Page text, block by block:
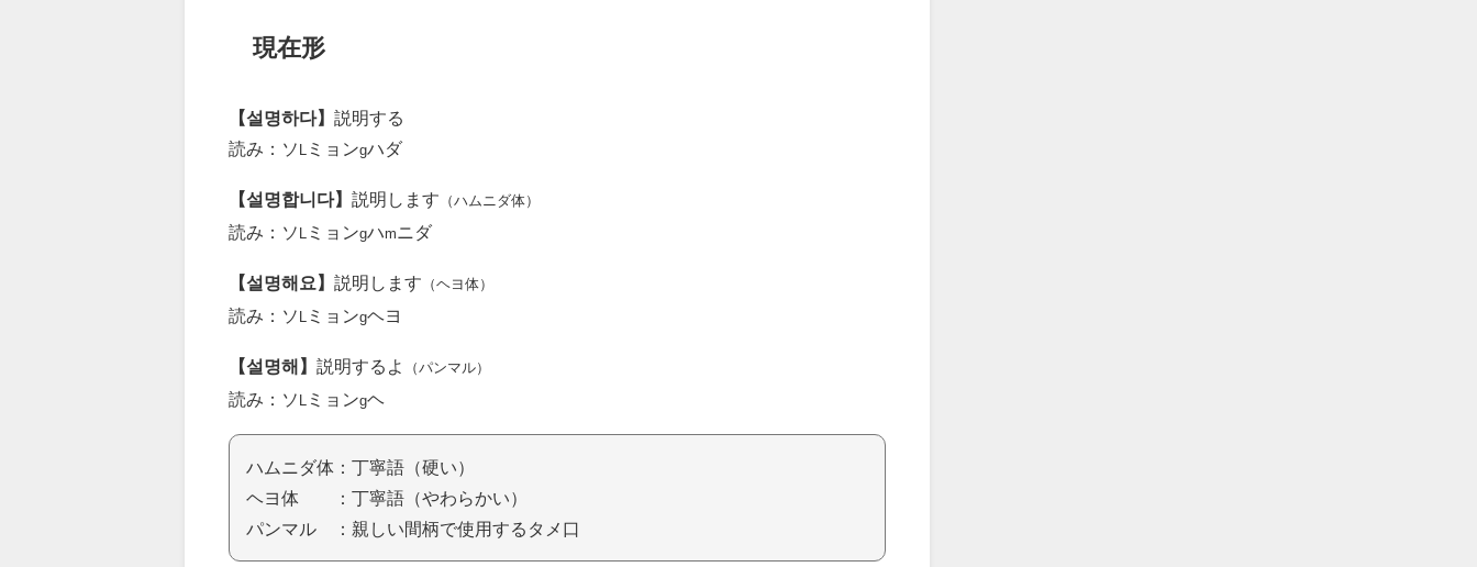
現在形
【설명하다】 説明する
読み：ソ
ミョンgハダ
【설명합니다】 説明します （ハムニダ体）
読み：ソ ミョンgハm ニダ
【설명해요】 説明します （ヘヨ体）
読み：ソ ミョンgヘヨ
【설명해】 説明するよ （パンマル）
読み：ソ ミョンgヘ
ハムニダ体：丁寧語（硬い）
ヘヨ体 ：丁寧語（やわらかい）
パンマル ：親しい間柄で使用するタメ口